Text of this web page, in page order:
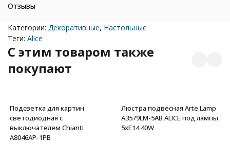
Отзывы
Категории: Декоративные, Настольные
Теги: Alice
C этим товаром также
покупают
Подсветка для картин
светодиодная с
выключателем Chianti
A8046AP-1PB
Люстра подвесная Arte Lamp
A3579LM-5AB ALICE под лампы
5xE14 40W